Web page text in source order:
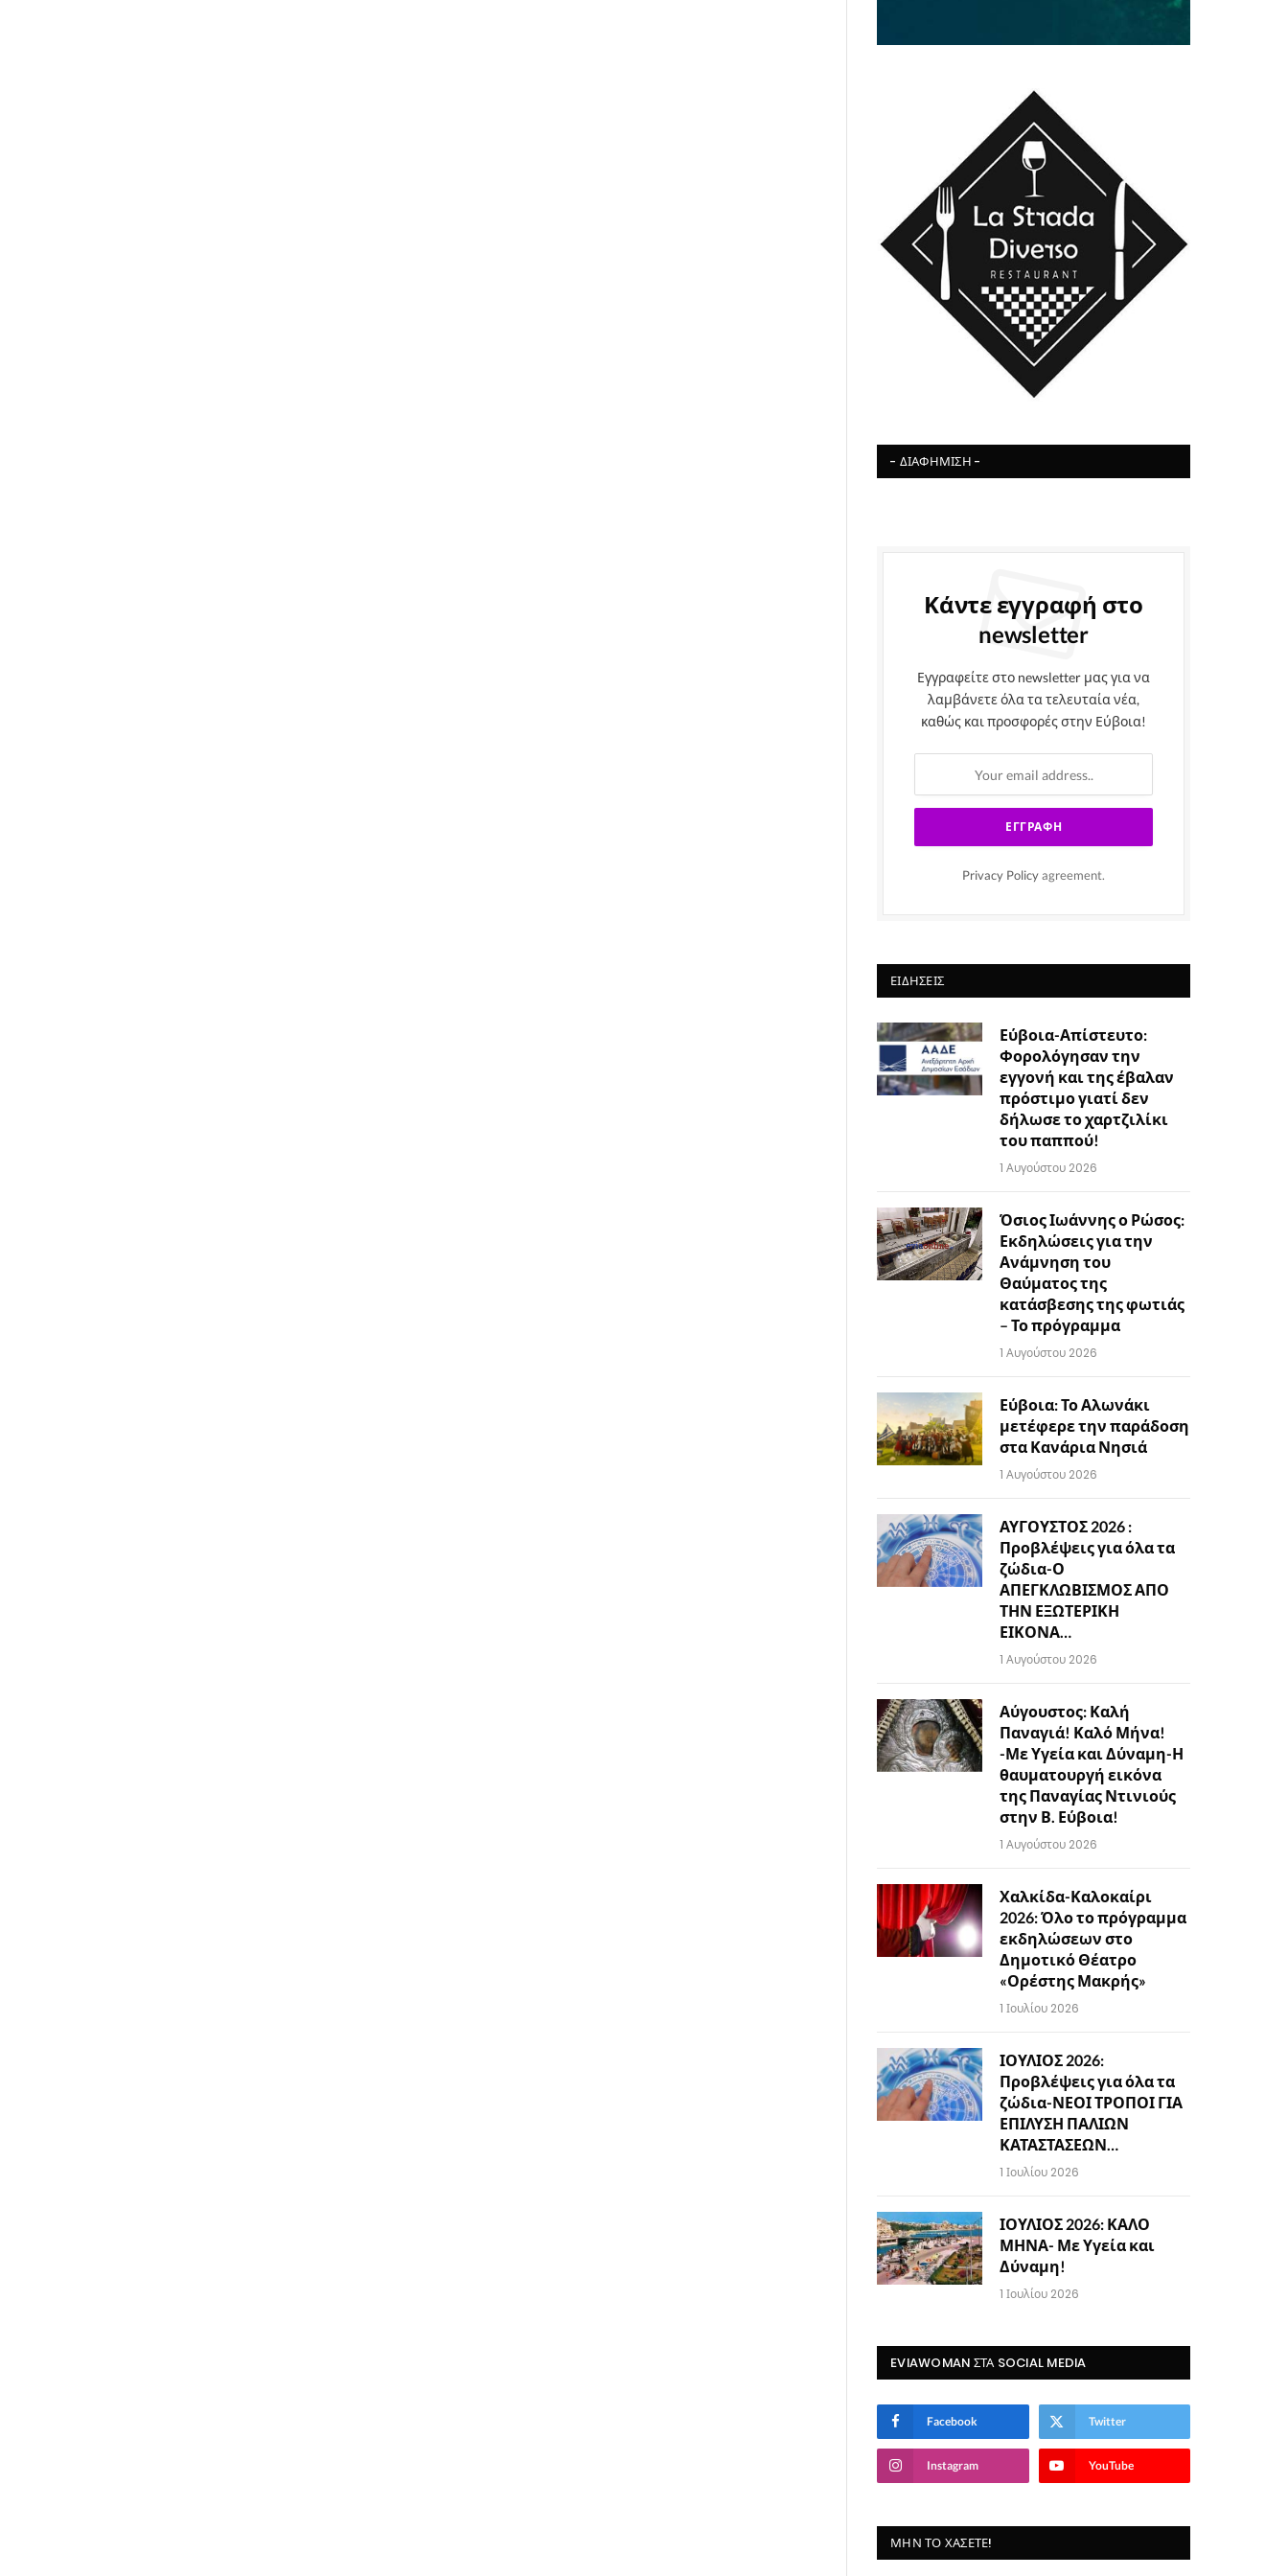
- ΔΙΑΦΉΜΙΣΗ -
Κάντε εγγραφή στο
newsletter
Εγγραφείτε στο newsletter μας για να
λαμβάνετε όλα τα τελευταία νέα,
καθώς και προσφορές στην Εύβοια!
Privacy Policy agreement.
ΕΙΔΉΣΕΙΣ
Εύβοια-Απίστευτο:
Φορολόγησαν την
εγγονή και της έβαλαν
πρόστιμο γιατί δεν
δήλωσε το χαρτζιλίκι
του παππού!
1 Αυγούστου 2026
Όσιος Ιωάννης ο Ρώσος:
Εκδηλώσεις για την
Ανάμνηση του
Θαύματος της
κατάσβεσης της φωτιάς
– Το πρόγραμμα
1 Αυγούστου 2026
Εύβοια: Το Αλωνάκι
μετέφερε την παράδοση
στα Κανάρια Νησιά
1 Αυγούστου 2026
ΑΥΓΟΥΣΤΟΣ 2026 :
Προβλέψεις για όλα τα
ζώδια-Ο
ΑΠΕΓΚΛΩΒΙΣΜΟΣ ΑΠΟ
ΤΗΝ ΕΞΩΤΕΡΙΚΗ
ΕΙΚΟΝΑ…
1 Αυγούστου 2026
Αύγουστος: Καλή
Παναγιά! Καλό Μήνα!
-Με Υγεία και Δύναμη-Η
θαυματουργή εικόνα
της Παναγίας Ντινιούς
στην Β. Εύβοια!
1 Αυγούστου 2026
Χαλκίδα-Καλοκαίρι
2026: Όλο το πρόγραμμα
εκδηλώσεων στο
Δημοτικό Θέατρο
«Ορέστης Μακρής»
1 Ιουλίου 2026
ΙΟΥΛΙΟΣ 2026:
Προβλέψεις για όλα τα
ζώδια-ΝΕΟΙ ΤΡΟΠΟΙ ΓΙΑ
ΕΠΙΛΥΣΗ ΠΑΛΙΩΝ
ΚΑΤΑΣΤΑΣΕΩΝ…
1 Ιουλίου 2026
ΙΟΥΛΙΟΣ 2026: ΚΑΛΟ
ΜΗΝΑ- Με Υγεία και
Δύναμη!
1 Ιουλίου 2026
EVIAWOMAN ΣΤΑ SOCIAL MEDIA
Facebook Twitter
Instagram YouTube
ΜΗΝ ΤΟ ΧΆΣΕΤΕ!